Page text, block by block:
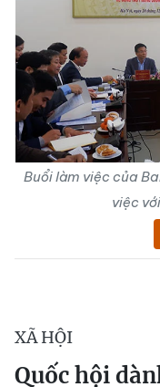
Buổi làm việc của
việc
XÃ HỘI
Quốc hội